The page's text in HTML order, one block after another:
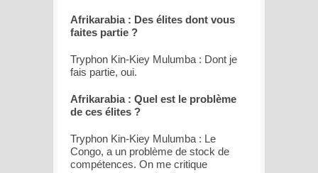
Afrikarabia : Des élites dont vous
faites partie ?
Tryphon Kin-Kiey Mulumba : Dont je
fais partie, oui.
Afrikarabia : Quel est le problème
de ces élites ?
Tryphon Kin-Kiey Mulumba : Le
Congo, a un problème de stock de
compétences. On me critique